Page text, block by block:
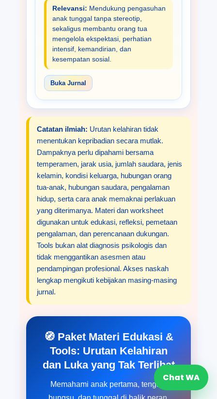
Relevansi: Mendukung pengasuhan
anak tunggal tanpa stereotip,
sekaligus membantu orang tua
mengelola ekspektasi, perhatian
intensif, kemandirian, dan
kesempatan sosial.
Buka Jurnal
Catatan ilmiah: Urutan kelahiran tidak
menentukan kepribadian secara mutlak.
Dampaknya perlu dipahami bersama
temperamen, jarak usia, jumlah saudara, jenis
kelamin, kondisi keluarga, hubungan orang
tua-anak, hubungan saudara, pengalaman
hidup, serta cara anak memaknai perlakuan
yang diterimanya. Materi dan worksheet
digunakan untuk edukasi, refleksi, pemetaan
pengalaman, dan perencanaan dukungan.
Tools bukan alat diagnosis psikologis dan
tidak menggantikan asesmen atau
pendampingan profesional. Akses naskah
lengkap mengikuti kebijakan masing-masing
jurnal.
🧭 Paket Materi Edukasi &
Tools: Urutan Kelahiran
dan Luka yang Tak Terlihat
Memahami anak pertama, tengah,
Chat WA